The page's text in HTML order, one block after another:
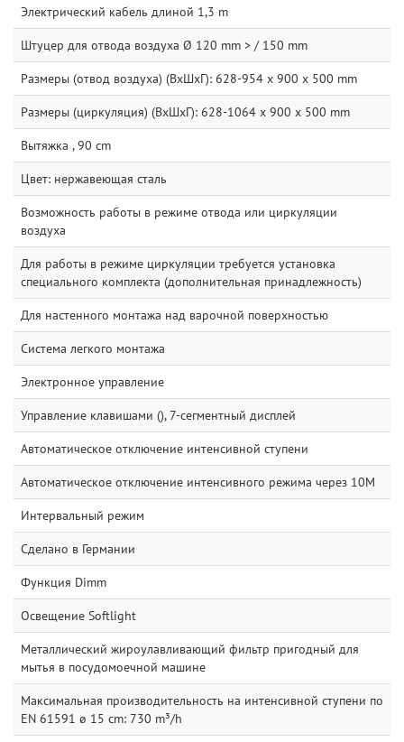
Электрический кабель длиной 1,3 m
Штуцер для отвода воздуха Ø 120 mm > / 150 mm
Размеры (отвод воздуха) (ВхШхГ): 628-954 x 900 x 500 mm
Размеры (циркуляция) (ВхШхГ): 628-1064 x 900 x 500 mm
Вытяжка , 90 cm
Цвет: нержавеющая сталь
Возможность работы в режиме отвода или циркуляции
воздуха
Для работы в режиме циркуляции требуется установка
специального комплекта (дополнительная принадлежность)
Для настенного монтажа над варочной поверхностью
Система легкого монтажа
Электронное управление
Управление клавишами (), 7-сегментный дисплей
Автоматическое отключение интенсивной ступени
Автоматическое отключение интенсивного режима через 10M
Интервальный режим
Сделано в Германии
Функция Dimm
Освещение Softlight
Металлический жироулавливающий фильтр пригодный для
мытья в посудомоечной машине
Максимальная производительность на интенсивной ступени по
EN 61591 ø 15 cm: 730 m³/h